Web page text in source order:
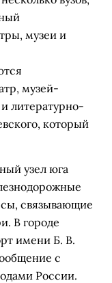
музеи и
музей-
литературно-
который
узел юга
связывающие
В городе
имени Б. В.
с
России.